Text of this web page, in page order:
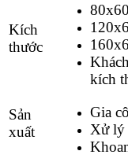
Kích
thước
kích
Sản
xuất
Gia
Xử lý